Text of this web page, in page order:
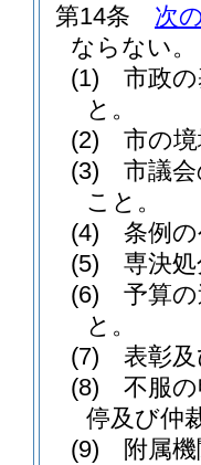
第14条
次
ならない。
(1)
市政
と。
(2)
市の
(3)
市議
こと。
(4)
条例
(5)
専決
(6)
予算
と。
(7)
表彰
(8)
不服
停及び仲
(9)
附属